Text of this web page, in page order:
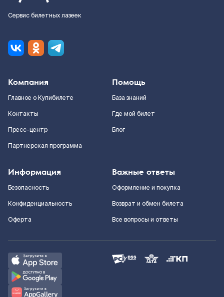
Сервис билетных лазеек
Компания
Главное о Купибилете
Контакты
Пресс-центр
Партнерская программа
Помощь
База знаний
Где мой билет
Блог
Информация
Безопасность
Конфиденциальность
Оферта
Важные ответы
Оформление и покупка
Возврат и обмен билета
Все вопросы и ответы